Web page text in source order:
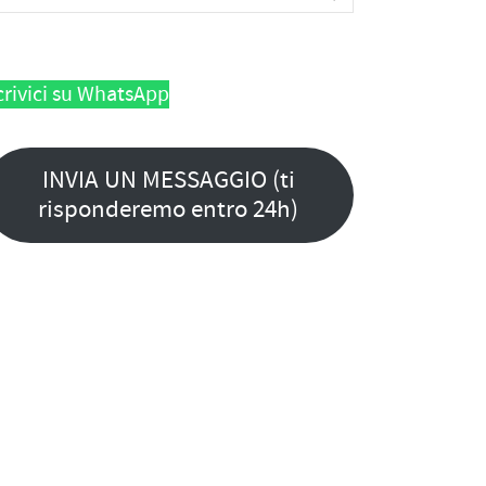
su WhatsApp
INVIA UN MESSAGGIO (ti
risponderemo entro 24h)